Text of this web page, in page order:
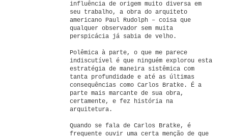
influência de origem muito diversa em
seu trabalho, a obra do arquiteto
americano Paul Rudolph – coisa que
qualquer observador sem muita
perspicácia já sabia de velho.
Polêmica à parte, o que me parece
indiscutível é que ninguém explorou esta
estratégia de maneira sistêmica com
tanta profundidade e até as últimas
consequências como Carlos Bratke. É a
parte mais marcante de sua obra,
certamente, e fez história na
arquitetura.
Quando se fala de Carlos Bratke, é
frequente ouvir uma certa menção de que